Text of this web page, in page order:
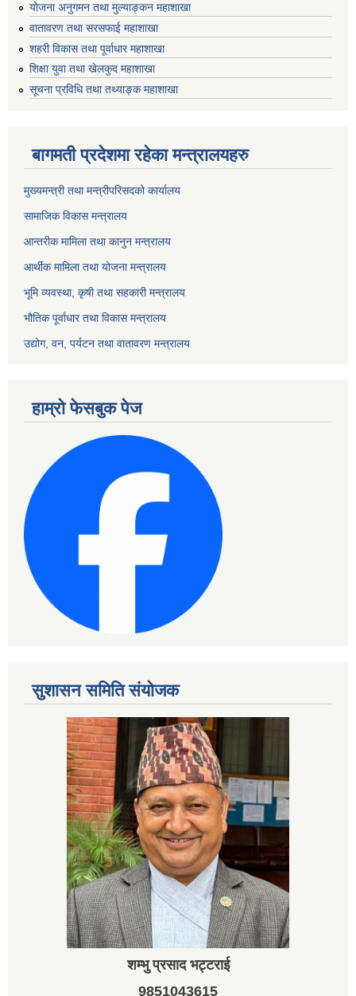
योजना अनुगमन तथा मुल्याङ्कन महाशाखा
वातावरण तथा सरसफाई महाशाखा
शहरी विकास तथा पूर्वाधार महाशाखा
शिक्षा युवा तथा खेलकुद महाशाखा
सूचना प्रविधि तथा तथ्याङ्क महाशाखा
बागमती प्रदेशमा रहेका मन्त्रालयहरु
मुख्यमन्त्री तथा मन्त्रीपरिसदको कार्यालय
सामाजिक विकास मन्त्रालय
आन्तरीक मामिला तथा कानुन मन्त्रालय
आर्थीक मामिला तथा योजना मन्त्रालय
भूमि व्यवस्था, कृषी तथा सहकारी मन्त्रालय
भौतिक पूर्वाधार तथा विकास मन्त्रालय
उद्योग, वन, पर्यटन तथा वातावरण मन्त्रालय
हाम्रो फेसबुक पेज
सुशासन समिति संयोजक
शम्भु प्रसाद भट्टराई
9851043615